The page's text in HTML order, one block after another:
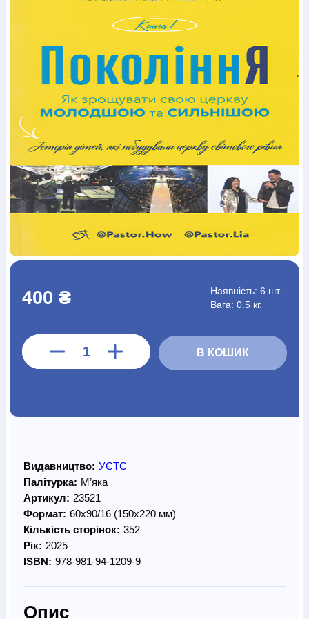
Шлюб і сім`я
Юдаїзм
Супутні товари
Ручки кулькові
Галантерея
Закладки для книгФутболкиБрелоки СумкиБіжутерія
Блокноти
Щоденники / щотижневикиВироби з дерева
Вироби з кераміки і глини Вироби з срібла Картини
Навчальні мапиШкіряні виробиМагнітиМеталеві
виробиМіні-лампиНаклейкиНастільні ігриПакети
подарункові
Подарункові карткиРозвиваючі ігриРепринтиСвічки
Фотокартини Чохли на Библії
Головні убори
КалендаріКанцелярскі товариКомп`ютерні ігри
ЛистівкиСувенирна продукціяГодинникиПазли
Книга в комплекті
За додатковою інформацією дзвоніть за номером:
(097) 880-6379
Ми у Facebook
400 ₴ Наявність: 6 шт
Вага: 0.5 кг.
В КОШИК
Видавництво: УЄТС
Палітурка: М’яка
Артикул: 23521
Формат: 60х90/16 (150х220 мм)
Кількість сторінок: 352
Рік: 2025
ISBN: 978-981-94-1209-9
Опис